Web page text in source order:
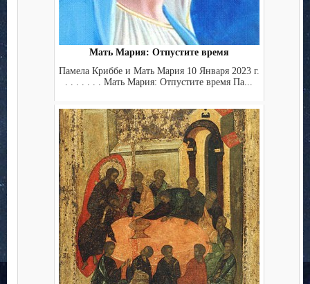
Мать Мария: Отпустите время
Памела Криббе и Мать Мария 10 Января 2023 г.
. . . . . . . Мать Мария: Отпустите время Па...